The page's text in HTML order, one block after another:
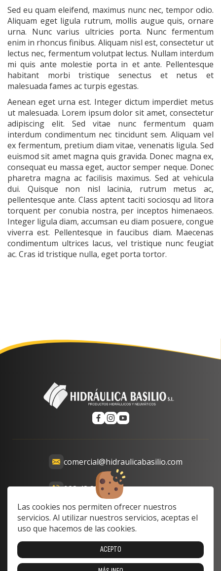
Las cookies nos permiten ofrecer nuestros
servicios. Al utilizar nuestros servicios, aceptas el
uso que hacemos de las cookies.
ACEPTO
Sed eu quam eleifend, maximus nunc nec, tempor odio.
Aliquam eget ligula rutrum, mollis augue quis, ornare
urna. Nunc varius ultricies porta. Nunc fermentum
enim in rhoncus finibus. Aliquam nisl est, consectetur ut
lectus nec, fermentum volutpat lectus. Nullam interdum
mi quis ante molestie porta in et ante. Pellentesque
habitant morbi tristique senectus et netus et
malesuada fames ac turpis egestas.
Aenean eget urna est. Integer dictum imperdiet metus
ut malesuada. Lorem ipsum dolor sit amet, consectetur
adipiscing elit. Sed vitae nunc fermentum quam
interdum condimentum nec tincidunt sem. Aliquam vel
ex fermentum, pretium diam vitae, venenatis ligula. Sed
euismod sit amet magna quis gravida. Donec magna ex,
consequat eu massa eget, auctor semper neque. Donec
pharetra magna ac facilisis maximus. Sed at vehicula
dui. Quisque non nisl lacinia, rutrum metus ac,
pellentesque ante. Class aptent taciti sociosqu ad litora
torquent per conubia nostra, per inceptos himenaeos.
Integer ligula diam, accumsan eu diam posuere, congue
viverra est. Pellentesque in faucibus diam. Maecenas
condimentum ultrices lacus, vel tristique nunc feugiat
ac. Cras id tristique nulla, eget porta tortor.
comercial@hidraulicabasilio.com
928 48 89 99
Calle Prof. Lozano, 13-15,
35008 Las Palmas de Gran
Canaria, Las Palmas, Spain
Lunes a Viernes: 8:00 a 17:00
Sabado y domingo: cerrado